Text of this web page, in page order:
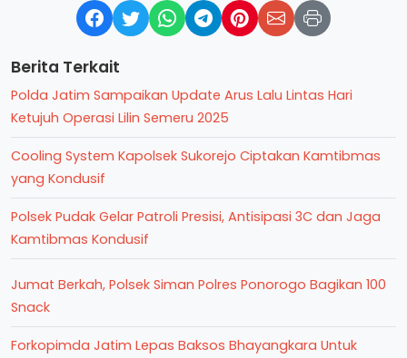
Berita Terkait
Polda Jatim Sampaikan Update Arus Lalu Lintas Hari
Ketujuh Operasi Lilin Semeru 2025
Cooling System Kapolsek Sukorejo Ciptakan Kamtibmas
yang Kondusif
Polsek Pudak Gelar Patroli Presisi, Antisipasi 3C dan Jaga
Kamtibmas Kondusif
Jumat Berkah, Polsek Siman Polres Ponorogo Bagikan 100
Snack
Forkopimda Jatim Lepas Baksos Bhayangkara Untuk